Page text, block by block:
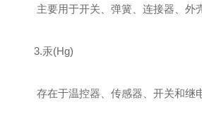
主要用于开关、弹簧、连接器、外
‌ 3.汞(Hg)‌
存在于温控器、传感器、开关和继